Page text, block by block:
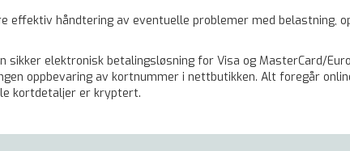
håndtering av eventuelle problemer med belastning,
elektronisk betalingsløsning for Visa og MasterCard/
oppbevaring av kortnummer i nettbutikken. Alt foregår
kortdetaljer er kryptert.